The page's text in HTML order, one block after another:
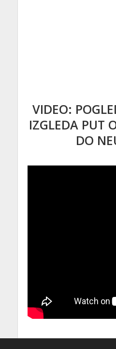
VIDEO:
IZGLEDA PUT
DO